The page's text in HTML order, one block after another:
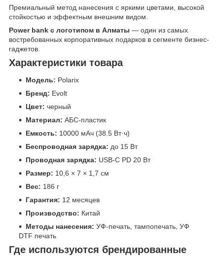
Премиальный метод нанесения с яркими цветами, высокой
стойкостью и эффектным внешним видом.
Power bank с логотипом в Алматы — один из самых
востребованных корпоративных подарков в сегменте бизнес-
гаджетов.
Характеристики товара
Модель: Polarix
Бренд: Evolt
Цвет: черный
Материал: АБС-пластик
Емкость: 10000 мАч (38.5 Вт·ч)
Беспроводная зарядка: до 15 Вт
Проводная зарядка: USB-C PD 20 Вт
Размер: 10,6 × 7 × 1,7 см
Вес: 186 г
Гарантия: 12 месяцев
Производство: Китай
Методы нанесения: УФ-печать, тампопечать, УФ
DTF печать
Где используются брендированные